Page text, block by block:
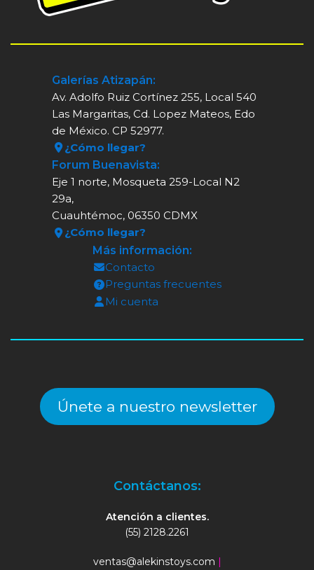
Galerías Atizapán:
Av. Adolfo Ruiz Cortínez 255, Local 540
Las Margaritas, Cd. Lopez Mateos, Edo
de México. CP 52977.
¿Cómo llegar?
Forum Buenavista:
Eje 1 norte, Mosqueta 259-Local N2
29a,
Cuauhtémoc, 06350 CDMX
¿Cómo llegar?
Más información:
Contacto
Preguntas frecuentes
Mi cuenta
Únete a nuestro newsletter
Contáctanos:
Atención a clientes.
(55) 2128.2261
ventas@alekinstoys.com |